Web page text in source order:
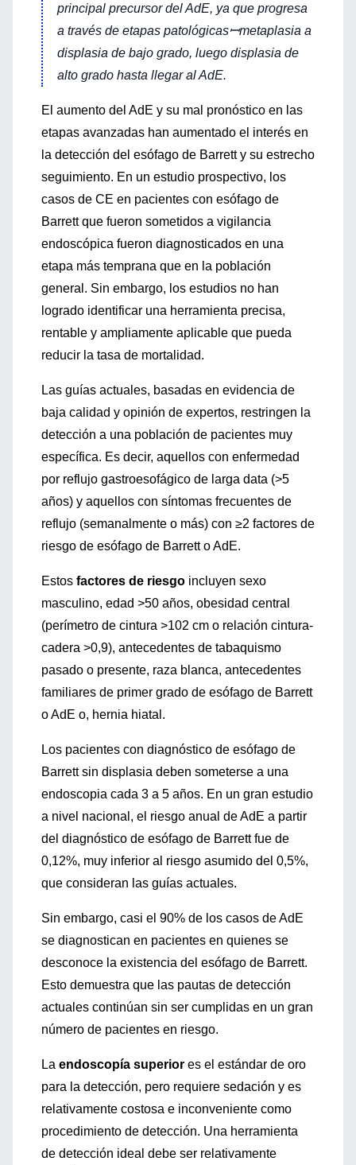
principal precursor del AdE, ya que progresa
a través de etapas patológicasꟷmetaplasia a
displasia de bajo grado, luego displasia de
alto grado hasta llegar al AdE.
El aumento del AdE y su mal pronóstico en las
etapas avanzadas han aumentado el interés en
la detección del esófago de Barrett y su estrecho
seguimiento. En un estudio prospectivo, los
casos de CE en pacientes con esófago de
Barrett que fueron sometidos a vigilancia
endoscópica fueron diagnosticados en una
etapa más temprana que en la población
general. Sin embargo, los estudios no han
logrado identificar una herramienta precisa,
rentable y ampliamente aplicable que pueda
reducir la tasa de mortalidad.
Las guías actuales, basadas en evidencia de
baja calidad y opinión de expertos, restringen la
detección a una población de pacientes muy
específica. Es decir, aquellos con enfermedad
por reflujo gastroesofágico de larga data (>5
años) y aquellos con síntomas frecuentes de
reflujo (semanalmente o más) con ≥2 factores de
riesgo de esófago de Barrett o AdE.
Estos factores de riesgo incluyen sexo
masculino, edad >50 años, obesidad central
(perímetro de cintura >102 cm o relación cintura-
cadera >0,9), antecedentes de tabaquismo
pasado o presente, raza blanca, antecedentes
familiares de primer grado de esófago de Barrett
o AdE o, hernia hiatal.
Los pacientes con diagnóstico de esófago de
Barrett sin displasia deben someterse a una
endoscopia cada 3 a 5 años. En un gran estudio
a nivel nacional, el riesgo anual de AdE a partir
del diagnóstico de esófago de Barrett fue de
0,12%, muy inferior al riesgo asumido del 0,5%,
que consideran las guías actuales.
Sin embargo, casi el 90% de los casos de AdE
se diagnostican en pacientes en quienes se
desconoce la existencia del esófago de Barrett.
Esto demuestra que las pautas de detección
actuales continúan sin ser cumplidas en un gran
número de pacientes en riesgo.
La endoscopía superior es el estándar de oro
para la detección, pero requiere sedación y es
relativamente costosa e inconveniente como
procedimiento de detección. Una herramienta
de detección ideal debe ser relativamente